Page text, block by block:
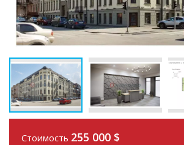
Стоимость 255 000 $